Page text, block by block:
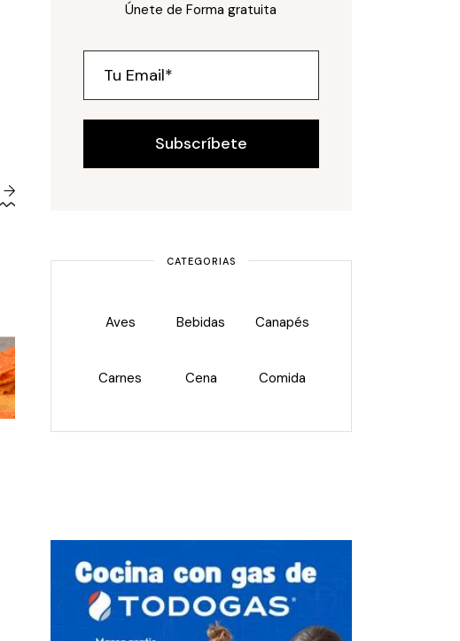
Únete de Forma gratuita
Subscríbete
CATEGORIAS
Aves Bebidas Canapés
Carnes Cena Comida